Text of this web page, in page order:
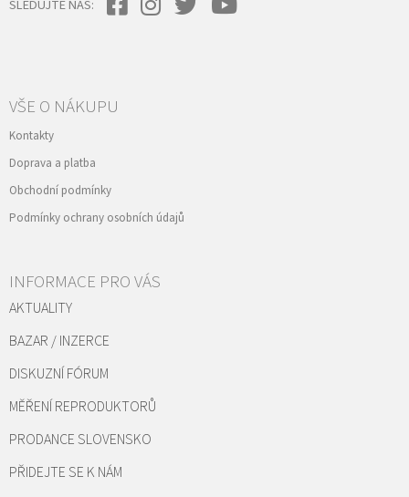
SLEDUJTE NÁS:
VŠE O NÁKUPU
Kontakty
Doprava a platba
Obchodní podmínky
Podmínky ochrany osobních údajů
INFORMACE PRO VÁS
AKTUALITY
BAZAR / INZERCE
DISKUZNÍ FÓRUM
MĚŘENÍ REPRODUKTORŮ
PRODANCE SLOVENSKO
PŘIDEJTE SE K NÁM